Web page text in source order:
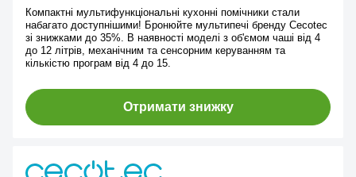
Компактні мультифункціональні кухонні помічники стали
набагато доступнішими! Бронюйте мультипечі бренду Cecotec
зі знижками до 35%. В наявності моделі з об'ємом чаші від 4
до 12 літрів, механічним та сенсорним керуванням та
кількістю програм від 4 до 15.
Отримати знижку